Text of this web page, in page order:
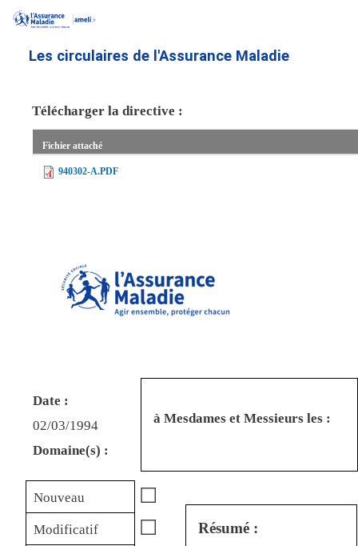
contenu
Les circulaires de l'Assurance Maladie
Télécharger la directive :
Fichier attaché
940302-A.PDF
Date :
02/03/1994
Domaine(s) :
à Mesdames et Messieurs les :
Nouveau ☐
Modificatif ☐ Résumé :